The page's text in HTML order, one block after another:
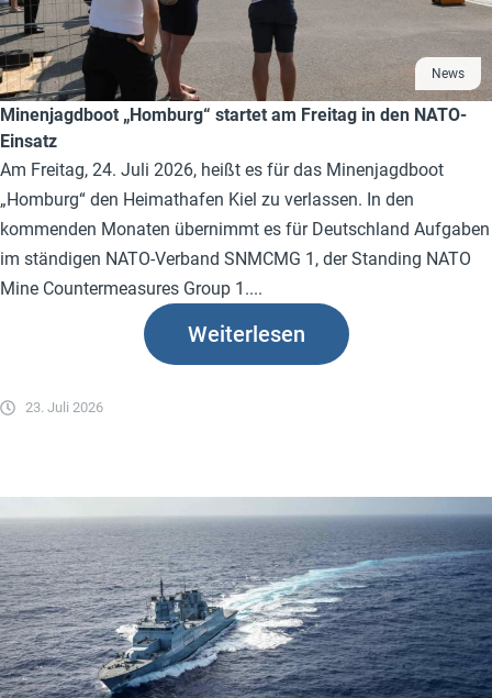
News
Minenjagdboot „Homburg“ startet am Freitag in den NATO-
Einsatz
Am Freitag, 24. Juli 2026, heißt es für das Minenjagdboot
„Homburg“ den Heimathafen Kiel zu verlassen. In den
kommenden Monaten übernimmt es für Deutschland Aufgaben
im ständigen NATO-Verband SNMCMG 1, der Standing NATO
Mine Countermeasures Group 1....
23. Juli 2026
Weiterlesen